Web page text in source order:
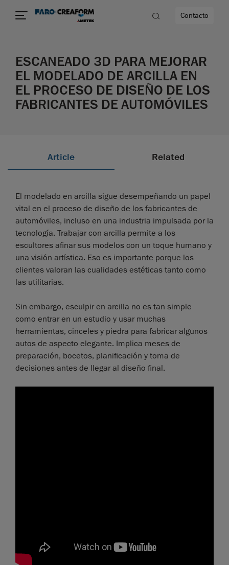
Contacto
ESCANEADO 3D PARA MEJORAR
EL MODELADO DE ARCILLA EN
EL PROCESO DE DISEÑO DE LOS
FABRICANTES DE AUTOMÓVILES
Article Related
El modelado en arcilla sigue desempeñando un papel
vital en el proceso de diseño de los fabricantes de
automóviles, incluso en una industria impulsada por la
tecnología. Trabajar con arcilla permite a los
escultores afinar sus modelos con un toque humano y
una visión artística. Eso es importante porque los
clientes valoran las cualidades estéticas tanto como
las utilitarias.
Sin embargo, esculpir en arcilla no es tan simple
como entrar en un estudio y usar muchas
herramientas, cinceles y piedra para fabricar algunos
autos de aspecto elegante. Implica meses de
preparación, bocetos, planificación y toma de
decisiones antes de llegar al diseño final.